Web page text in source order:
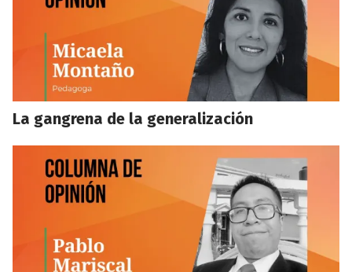
La gangrena de la generalización